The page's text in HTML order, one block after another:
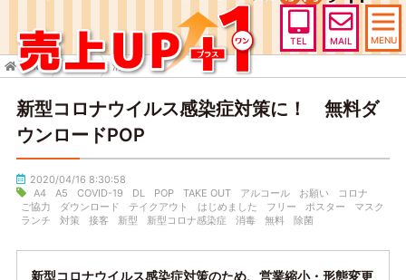
TEL MAIL MENU
HOME TOPICS 消毒
新型コロナウイルス感染症対策に！ 無料ダ
ウンロードPOP
2020/04/16 8:30:58
A4
A5 COVID-19 DL POP TAKE OUT アルコール お願い
コロナ
ご協力
ダウンロード テイクアウト はじめました フリー ポスター
マスク
ランチ
対策 接客 新型 新型コロナ感染症 消毒 無料 除菌
新型コロナウイルス感染症対策のため、営業縮小・形態変更